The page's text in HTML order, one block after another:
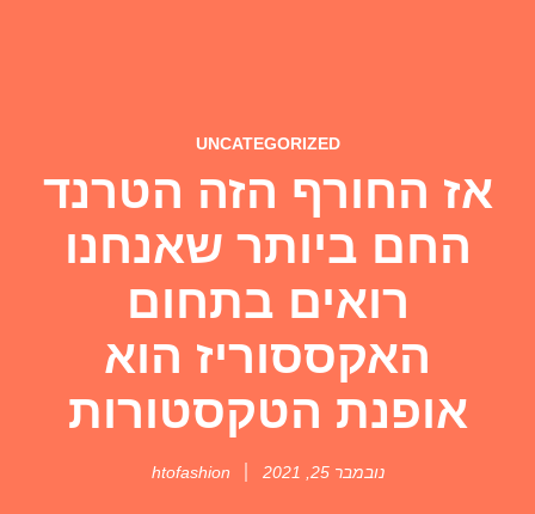
UNCATEGORIZED
אז החורף הזה הטרנד
החם ביותר שאנחנו
רואים בתחום
האקססוריז הוא
אופנת הטקסטורות
נובמבר 25, 2021 htofashion